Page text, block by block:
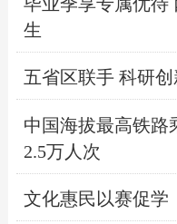
生
五省区联手 科研
中国海拔最高铁路
2.5万人次
文化惠民以赛促学